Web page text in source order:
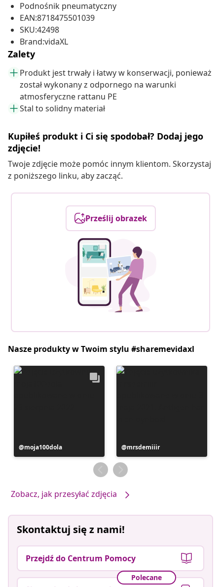
Podnośnik pneumatyczny
EAN:8718475501039
SKU:42498
Brand:vidaXL
Zalety
Produkt jest trwały i łatwy w konserwacji, ponieważ
został wykonany z odpornego na warunki
atmosferyczne rattanu PE
Stal to solidny materiał
Kupiłeś produkt i Ci się spodobał? Dodaj jego
zdjęcie!
Twoje zdjęcie może pomóc innym klientom. Skorzystaj
z poniższego linku, aby zacząć.
Prześlij obrazek
Nasze produkty w Twoim stylu #sharemevidaxl
Post
opublikowany
moja100dola
Post
opublikowany
przez
mrsdemiiir
Zobacz, jak przesyłać zdjęcia
Skontaktuj się z nami!
Przejdź do Centrum Pomocy
Polecane